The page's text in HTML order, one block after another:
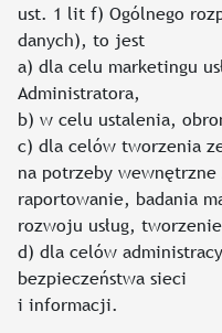
ust. 1 lit f) Ogólnego
danych), to jest
a) dla celu marketingu
Administratora,
b) w celu ustalenia,
c) dla celów tworzenia
na potrzeby
raportowanie, badania
rozwoju usług,
d) dla celów
bezpieczeństwa sieci
i informacji.